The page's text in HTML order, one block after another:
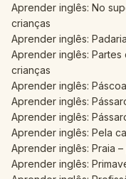
Aprender inglês: No
crianças
Aprender inglês:
Aprender inglês:
crianças
Aprender inglês:
Aprender inglês:
Aprender inglês:
Aprender inglês: Pela
Aprender inglês: Praia
Aprender inglês: